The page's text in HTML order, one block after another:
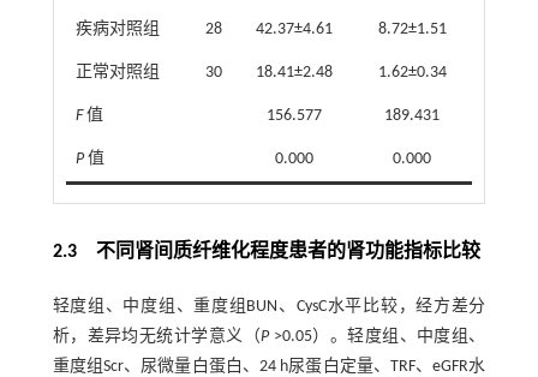
疾病对照组 28 42.37±4.61 8.72±1.51
正常对照组 30 18.41±2.48 1.62±0.34
F值 156.577 189.431
P值 0.000 0.000
2.3 不同肾间质纤维化程度患者的肾功能指标比较
轻度组、中度组、重度组BUN、CysC水平比较，经方差分
析，差异均无统计学意义（P>0.05）。轻度组、中度组、
重度组Scr、尿微量白蛋白、24 h尿蛋白定量、TRF、eGFR水